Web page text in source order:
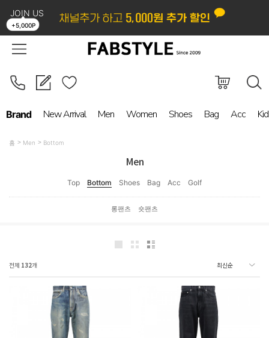
JOIN US
+5,000P
LOGIN ORDER MYPAGE
Brand New Arrival Men Women Shoes Bag Acc
홈 Men Bottom
Men
Top Bottom Shoes Bag Acc Golf
롱팬츠 숏팬츠
전체 132개